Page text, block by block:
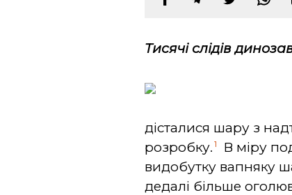
Тисячі слідів
дісталися шару з
розробку. 1 В міру
видобутку вапняку
дедалі більше